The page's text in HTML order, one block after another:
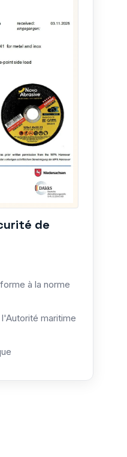
de
à la norme
maritime